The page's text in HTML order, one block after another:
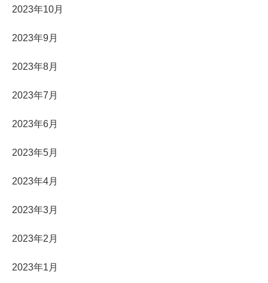
2023年10月
2023年9月
2023年8月
2023年7月
2023年6月
2023年5月
2023年4月
2023年3月
2023年2月
2023年1月